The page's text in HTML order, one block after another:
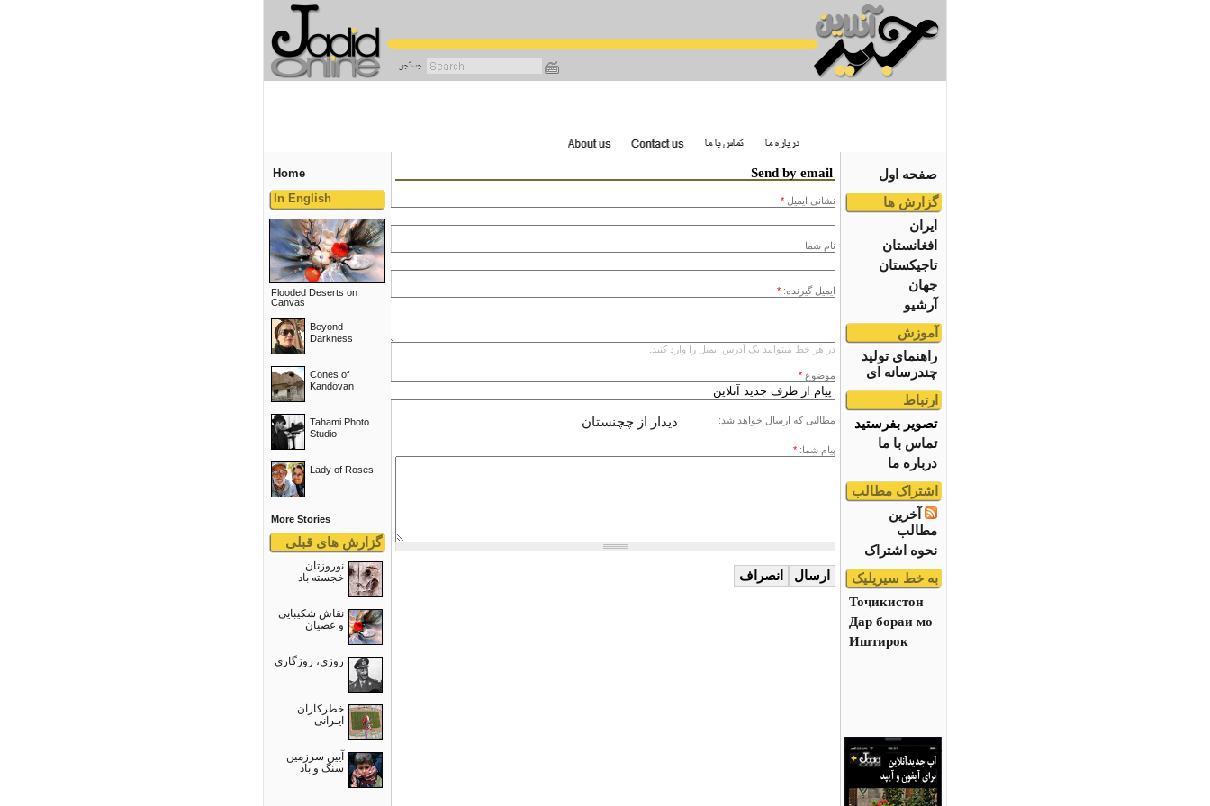
صفحه اول
گزارش ها
ایران
افغانستان
تاجیکستان
جهان
آرشیو
آموزش
راهنمای تولید
چندرسانه ای
ارتباط
تصویر بفرستید
تماس با ما
درباره ما
اشتراک مطالب
آخرین
مطالب
نحوه اشتراک
به خط سیریلیک
Тоҷикистон
Дар бораи мо
Иштирок
Home
In English
Flooded Deserts on
Canvas
Beyond
Darkness
Cones of
Kandovan
Tahami Photo
Studio
Lady of Roses
More Stories
گزارش های قبلی
نوروزتان
خجسته باد
نقاش شکیبایی
و عصيان
روزی، روزگاری
خطرکاران
ایـرانی
آیین سرزمین
سنگ و باد
Send by email
نشانى ايميل *
نام شما
ایمیل گیرنده: *
در هر خط میتوانید یک آدرس ایمیل را وارد کنید.
موضوع *
مطالبی که ارسال خواهد شد: دیدار از چچنستان
پیام شما: *